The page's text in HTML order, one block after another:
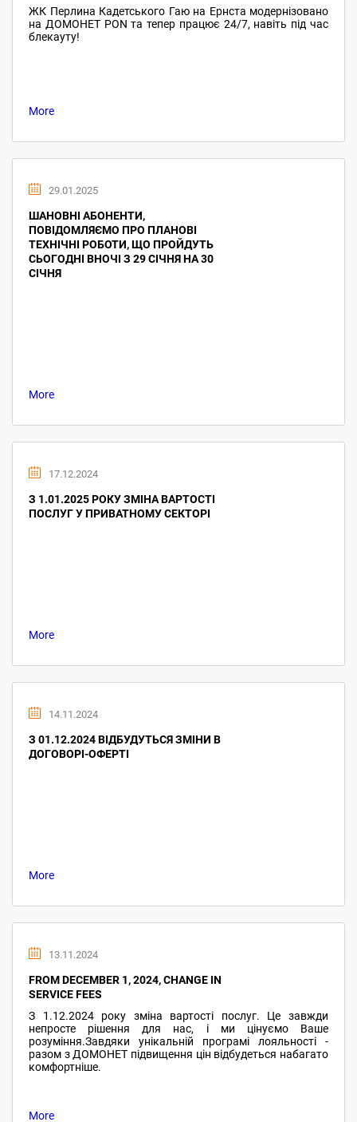
ЖК Перлина Кадетського Гаю на Ернста модернізовано
на ДОМОНЕТ PON та тепер працює 24/7, навіть під час
блекауту!
More
29.01.2025
ШАНОВНІ АБОНЕНТИ,
ПОВІДОМЛЯЄМО ПРО ПЛАНОВІ
ТЕХНІЧНІ РОБОТИ, ЩО ПРОЙДУТЬ
СЬОГОДНІ ВНОЧІ З 29 СІЧНЯ НА 30
СІЧНЯ
More
17.12.2024
З 1.01.2025 РОКУ ЗМІНА ВАРТОСТІ
ПОСЛУГ У ПРИВАТНОМУ СЕКТОРІ
More
14.11.2024
З 01.12.2024 ВІДБУДУТЬСЯ ЗМІНИ В
ДОГОВОРІ-ОФЕРТІ
More
13.11.2024
FROM DECEMBER 1, 2024, CHANGE IN
SERVICE FEES
З 1.12.2024 року зміна вартості послуг. Це завжди
непросте рішення для нас, і ми цінуємо Ваше
розуміння.Завдяки унікальній програмі лояльності -
разом з ДОМОНЕТ підвищення цін відбудеться набагато
комфортніше.
More